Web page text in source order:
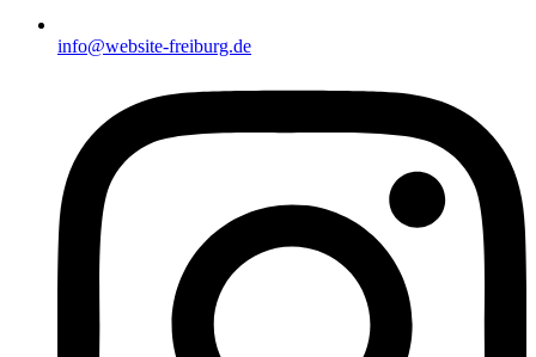
info@website-freiburg.de